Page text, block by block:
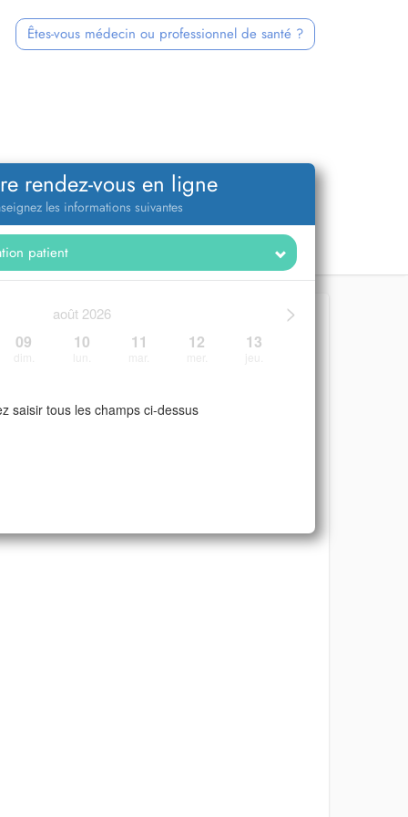
Êtes-vous médecin ou professionnel de santé ?
rendez-vous en ligne
les informations suivantes
>
août 2026
09 10 11 12 13
saisir tous les champs ci-dessus